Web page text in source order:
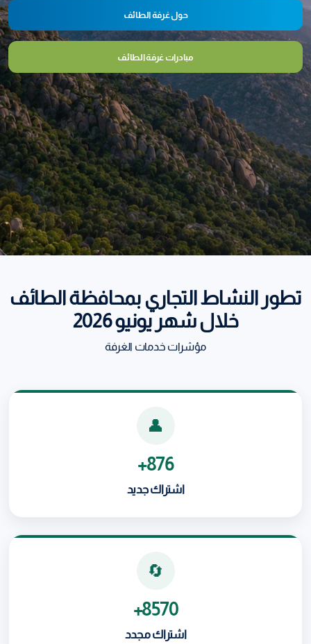
حول غرفة الطائف
مبادرات غرفة الطائف
تطور النشاط التجاري بمحافظة الطائف
خلال شهر يونيو 2026
مؤشرات خدمات الغرفة
👤
876+
اشتراك جديد
🔄
8570+
اشتراك مجدد